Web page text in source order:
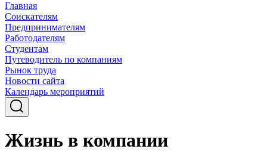
Главная
Соискателям
Предпринимателям
Работодателям
Студентам
Путеводитель по компаниям
Рынок труда
Новости сайта
Календарь мероприятий
Жизнь в компании